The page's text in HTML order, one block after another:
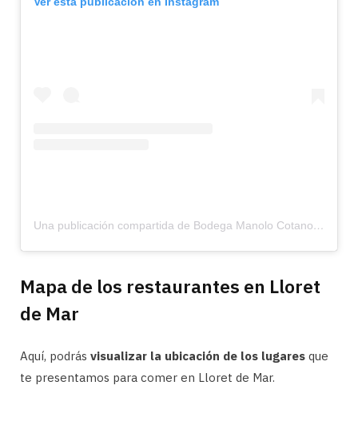
Una publicación compartida de Bodega Manolo Cotano (@bodegamanolocotano)
Mapa de los restaurantes en Lloret
de Mar
Aquí, podrás visualizar la ubicación de los lugares que
te presentamos para comer en Lloret de Mar.